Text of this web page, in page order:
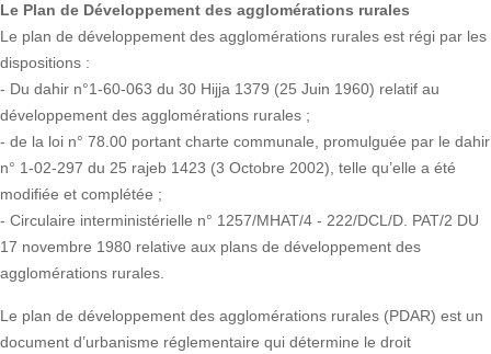
Le Plan de Développement des agglomérations rurales
Le plan de développement des agglomérations rurales est régi par les
dispositions :
- Du dahir n°1-60-063 du 30 Hijja 1379 (25 Juin 1960) relatif au
développement des agglomérations rurales ;
- de la loi n° 78.00 portant charte communale, promulguée par le dahir
n° 1-02-297 du 25 rajeb 1423 (3 Octobre 2002), telle qu’elle a été
modifiée et complétée ;
- Circulaire interministérielle n° 1257/MHAT/4 - 222/DCL/D. PAT/2 DU
17 novembre 1980 relative aux plans de développement des
agglomérations rurales.
Le plan de développement des agglomérations rurales (PDAR) est un
document d’urbanisme réglementaire qui détermine le droit